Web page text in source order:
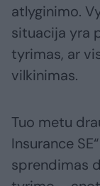
atlyginimo.
situacija yra
tyrimas, ar
vilkinimas.
Tuo metu
Insurance
sprendimas